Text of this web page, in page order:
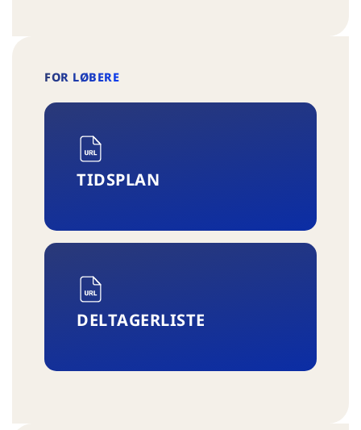
FOR LØBERE
TIDSPLAN
DELTAGERLISTE